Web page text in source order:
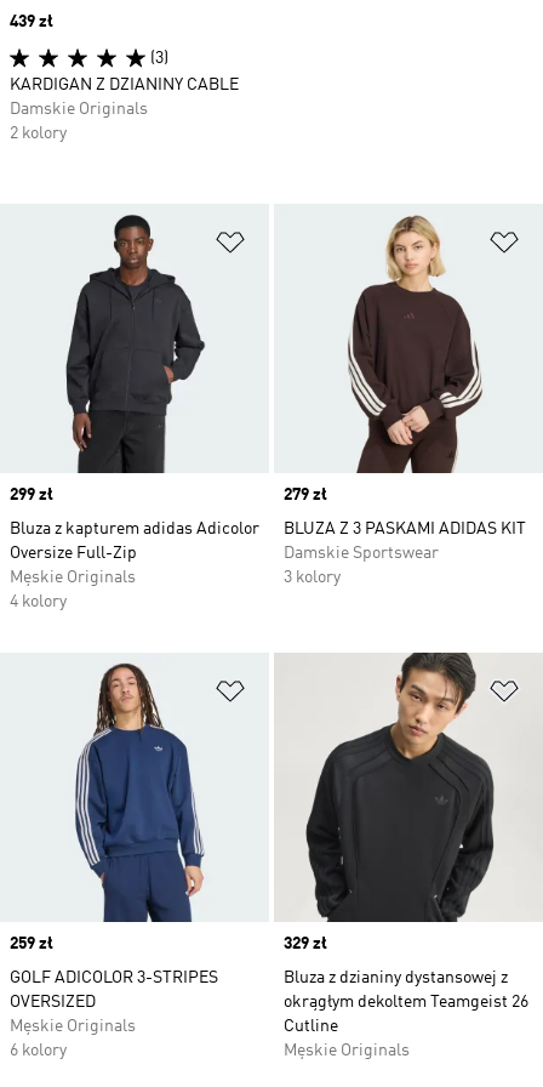
Dodaj do listy życzeń
Price
299 zł
Bluza z kapturem adidas Adicolor
Oversize Full-Zip
Męskie Originals
4 kolory
Price
279 zł
BLUZA Z 3 PASKAMI ADIDAS KIT
Damskie Sportswear
3 kolory
Dodaj do listy życzeń
Price
259 zł
GOLF ADICOLOR 3-STRIPES
OVERSIZED
Męskie Originals
6 kolory
Price
329 zł
Bluza z dzianiny dystansowej z
okrągłym dekoltem Teamgeist 26
Cutline
Męskie Originals
Price
439 zł
(3)
KARDIGAN Z DZIANINY CABLE
Damskie Originals
2 kolory